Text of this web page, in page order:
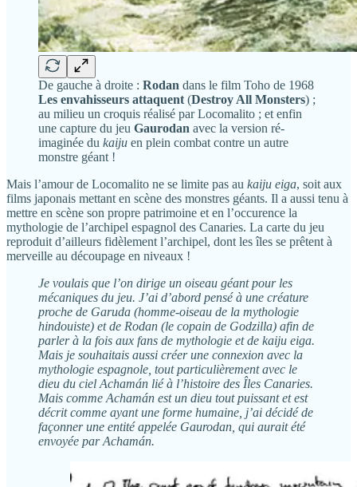
De gauche à droite : Rodan dans le film Toho de 1968
Les envahisseurs attaquent (Destroy All Monsters) ;
au milieu un croquis réalisé par Locomalito ; et enfin
une capture du jeu Gaurodan avec la version ré-
imaginée du kaiju en plein combat contre un autre
monstre géant !
Mais l’amour de Locomalito ne se limite pas au kaiju eiga, soit aux
films japonais mettant en scène des monstres géants. Il a aussi tenu à
mettre en scène son propre patrimoine et en l’occurence la
mythologie de l’archipel espagnol des Canaries. La carte du jeu
reproduit d’ailleurs fidèlement l’archipel, dont les îles se prêtent à
merveille au découpage en niveaux !
Je voulais que l’on dirige un oiseau géant pour les
mécaniques du jeu. J’ai d’abord pensé à une créature
proche de Garuda (homme-oiseau de la mythologie
hindouiste) et de Rodan (le copain de Godzilla) afin de
parler à la fois aux fans de mythologie et de kaiju eiga.
Mais je souhaitais aussi créer une connexion avec la
mythologie espagnole, tout particulièrement avec le
dieu du ciel Achamán lié à l’histoire des Îles Canaries.
Mais comme Achamán est un dieu tout puissant et est
décrit comme ayant une forme humaine, j’ai décidé de
façonner une entité appelée Gaurodan, qui aurait été
envoyée par Achamán.